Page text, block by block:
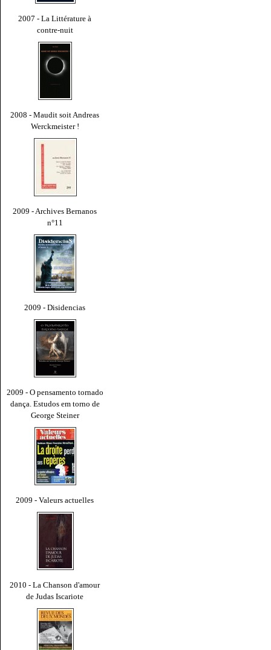
2007 - La Littérature à
contre-nuit
2008 - Maudit soit Andreas
Werckmeister !
2009 - Archives Bernanos
n°11
2009 - Disidencias
2009 - O pensamento tornado
dança. Estudos em torno de
George Steiner
2009 - Valeurs actuelles
2010 - La Chanson d'amour
de Judas Iscariote